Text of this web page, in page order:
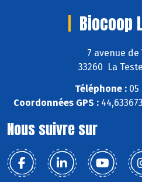
Biocoop
7 avenue de
33260 La
Téléphone : 05
Coordonnées GPS :
Nous suivre sur